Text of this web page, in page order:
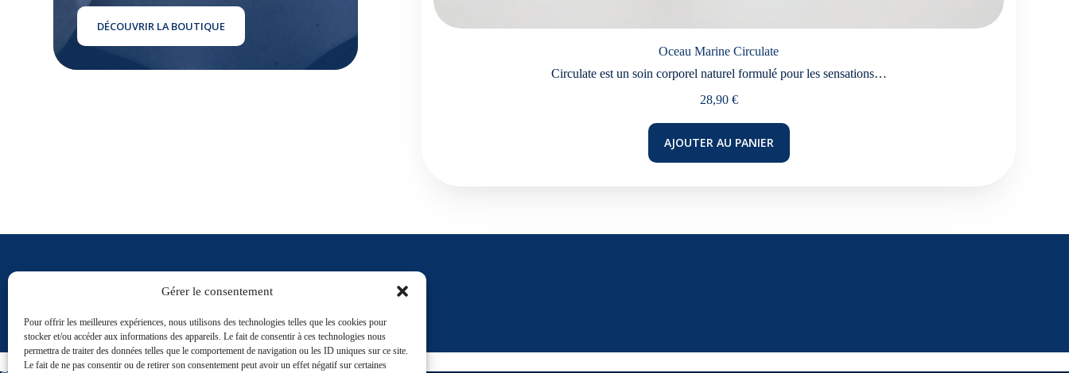
Gérer le consentement
Pour offrir les meilleures expériences, nous utilisons des technologies telles que les cookies pour
stocker et/ou accéder aux informations des appareils. Le fait de consentir à ces technologies nous
permettra de traiter des données telles que le comportement de navigation ou les ID uniques sur ce site.
Le fait de ne pas consentir ou de retirer son consentement peut avoir un effet négatif sur certaines
DÉCOUVRIR LA BOUTIQUE
Oceau Marine Circulate
Circulate est un soin corporel naturel formulé pour les sensations…
28,90 €
AJOUTER AU PANIER